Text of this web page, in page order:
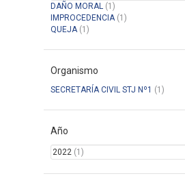
DAÑO MORAL (1)
IMPROCEDENCIA(1)
QUEJA(1)
Organismo
SECRETARÍA CIVIL STJ Nº1 (1)
Año
2022 (1)